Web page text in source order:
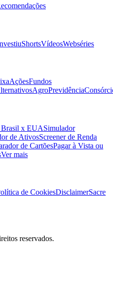
ShortsVídeosWebséries
AçõesFundos
AgroPrevidência
x EUASimulador
de AtivosScreener de Renda
de CartõesPagar à Vista ou
Ver mais
de CookiesDisclaimerSacre
reservados.